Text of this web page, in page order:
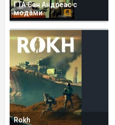
ГТА Сан Андреас с
модами
Rokh